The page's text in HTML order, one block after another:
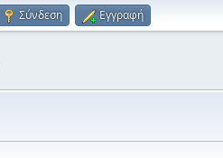
Σύνδεση Εγγραφή